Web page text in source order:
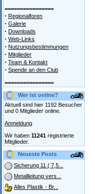
================
· Regionalforen
· Galerie
· Downloads
· Web-Links
· Nutzungsbestimmungen
· Mitglieder
· Team & Kontakt
· Spende an den Club
================
Wer ist online?
Aktuell sind hier 1192 Besucher
und 0 Mitglieder online.
Anmeldung
Wir haben 11241 registrierte
Mitglieder.
Neueste Posts
Sicherung 11 ( 7,5...
Metallleitung vers...
Alles Plastik - Br...